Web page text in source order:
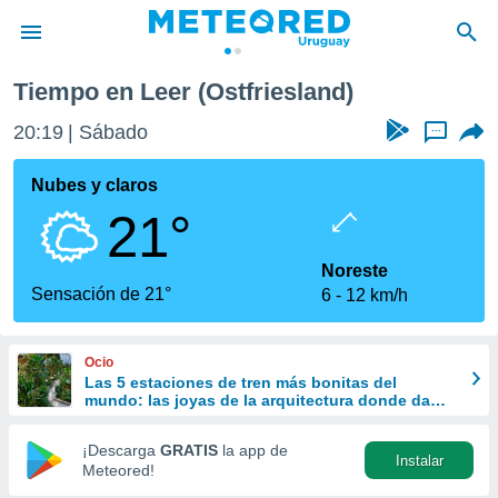
de
ha
calidad.
a este
las
y
forma
digital
basada
Tiempo en Leer (Ostfriesland)
20:19 Sábado ...
Nubes y claros
21°
Sensación de 21°
Noreste
6
12 km/h
Ocio
Las 5 estaciones de tren más bonitas del
mundo: las joyas de la arquitectura donde da
¡Descarga GRATIS la app de
Meteored!
Instalar